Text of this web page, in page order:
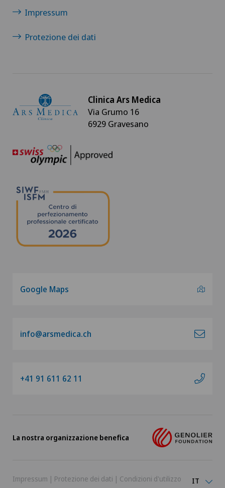
Impressum
Protezione dei dati
Clinica Ars Medica
Via Grumo 16
6929 Gravesano
Google Maps
info@arsmedica.ch
+41 91 611 62 11
La nostra organizzazione benefica
Impressum | Protezione dei dati | Condizioni d'utilizzo IT